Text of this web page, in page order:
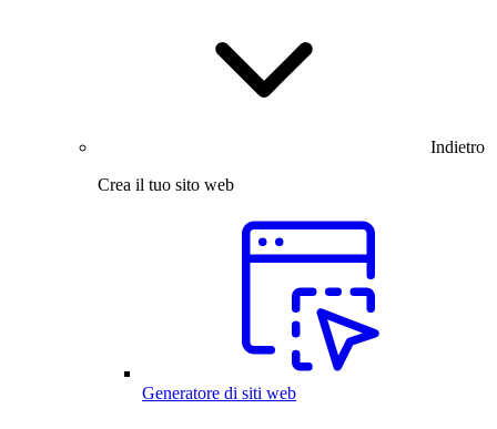
Indietro
Crea il tuo sito web
Generatore di siti web